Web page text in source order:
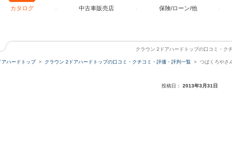
カタログ 中古車販売店 保険/ローン/他
クラウン 2ドアハードトップの口コミ・ク
アハードトップ クラウン 2ドアハードトップの口コミ・クチコミ・評価・評判一覧 つばくろやさ
投稿日： 2013年3月31日